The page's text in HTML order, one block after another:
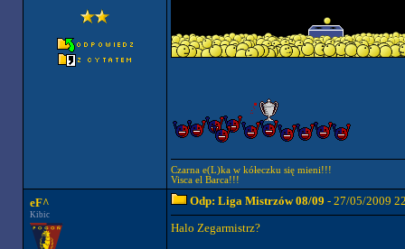
Czarna e(L)ka w kółeczku się mieni!!!
Visca el Barca!!!
eF^
Kibic
Odp: Liga Mistrzów 08/09 - 27/05/2009
Halo Zegarmistrz?